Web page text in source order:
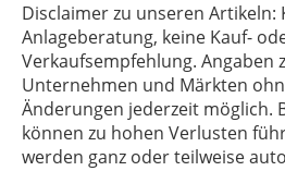
Disclaimer zu unseren Artikeln:
Anlageberatung, keine Kauf-
Verkaufsempfehlung. Angaben
Unternehmen und Märkten
Änderungen jederzeit möglich.
können zu hohen Verlusten
werden ganz oder teilweise